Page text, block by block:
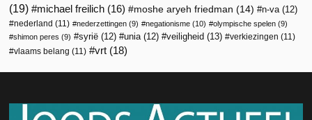
(19)
michael freilich (16) moshe aryeh friedman (14) n-va (12)
nederland (11) nederzettingen (9) negationisme (10) olympische spelen (9)
shimon peres (9) syrië (12) unia (12) veiligheid (13) verkiezingen (11)
vlaams belang (11) vrt (18)